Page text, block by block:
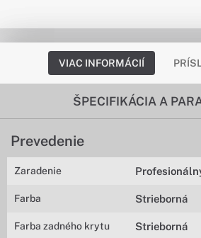
VIAC INFORMÁCIÍ
ŠPECIFIKÁCIA A
Prevedenie
Zaradenie
Farba Strieborná
Farba zadného krytu Strieborná